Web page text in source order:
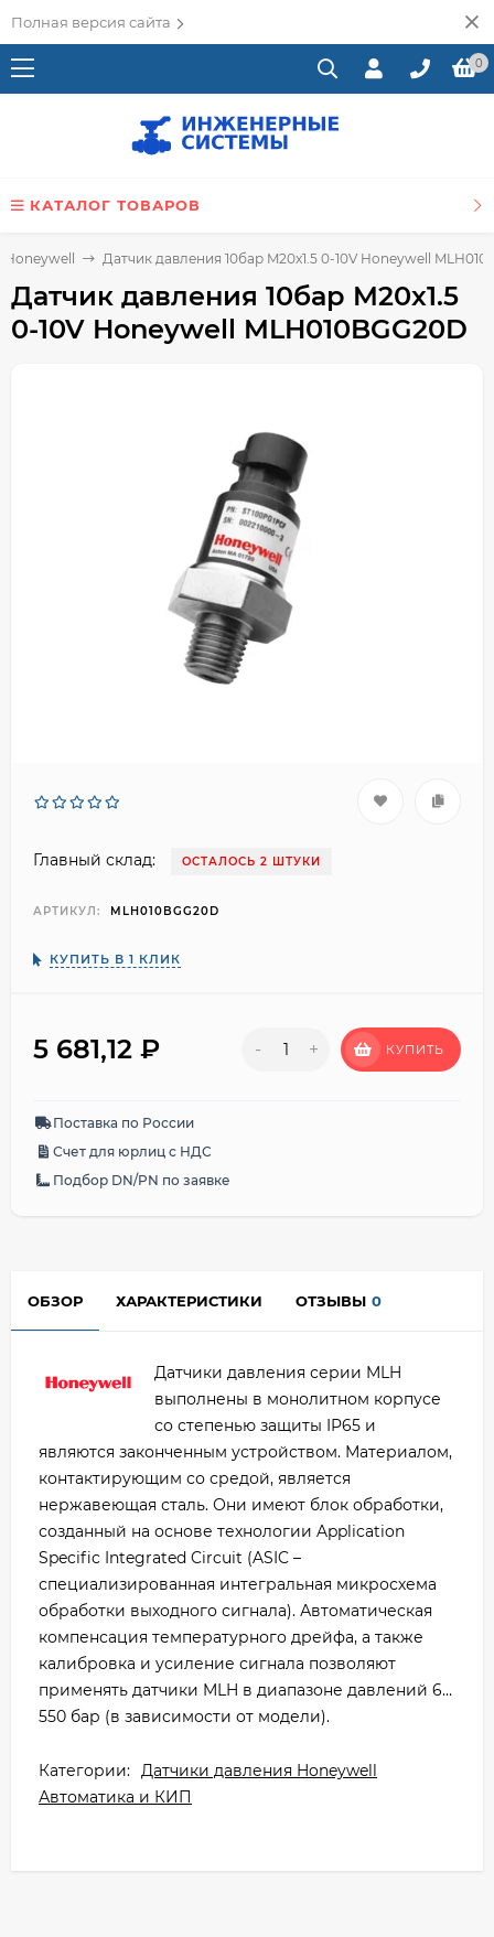
Полная версия сайта
0
КАТАЛОГ ТОВАРОВ
Датчик давления 10бар M20x1.5 0-10V Honeywell
Датчик давления 10бар M20x1.5
0-10V Honeywell MLH010BGG20D
Главный склад: ОСТАЛОСЬ 2 ШТУКИ
АРТИКУЛ: MLH010BGG20D
КУПИТЬ В 1 КЛИК
5 681,12 ₽ - + КУПИТЬ
Поставка по России
Счет для юрлиц с НДС
Подбор DN/PN по заявке
ОБЗОР ХАРАКТЕРИСТИКИ ОТЗЫВЫ 0
Датчики давления серии MLH
выполнены в монолитном корпусе
со степенью защиты IP65 и
являются законченным устройством. Материалом,
контактирующим со средой, является
нержавеющая сталь. Они имеют блок обработки,
созданный на основе технологии Application
Specific Integrated Circuit (ASIC –
специализированная интегральная микросхема
обработки выходного сигнала). Автоматическая
компенсация температурного дрейфа, а также
калибровка и усиление сигнала позволяют
применять датчики MLH в диапазоне давлений 6…
550 бар (в зависимости от модели).
Категории: Датчики давления Honeywell
Автоматика и КИП